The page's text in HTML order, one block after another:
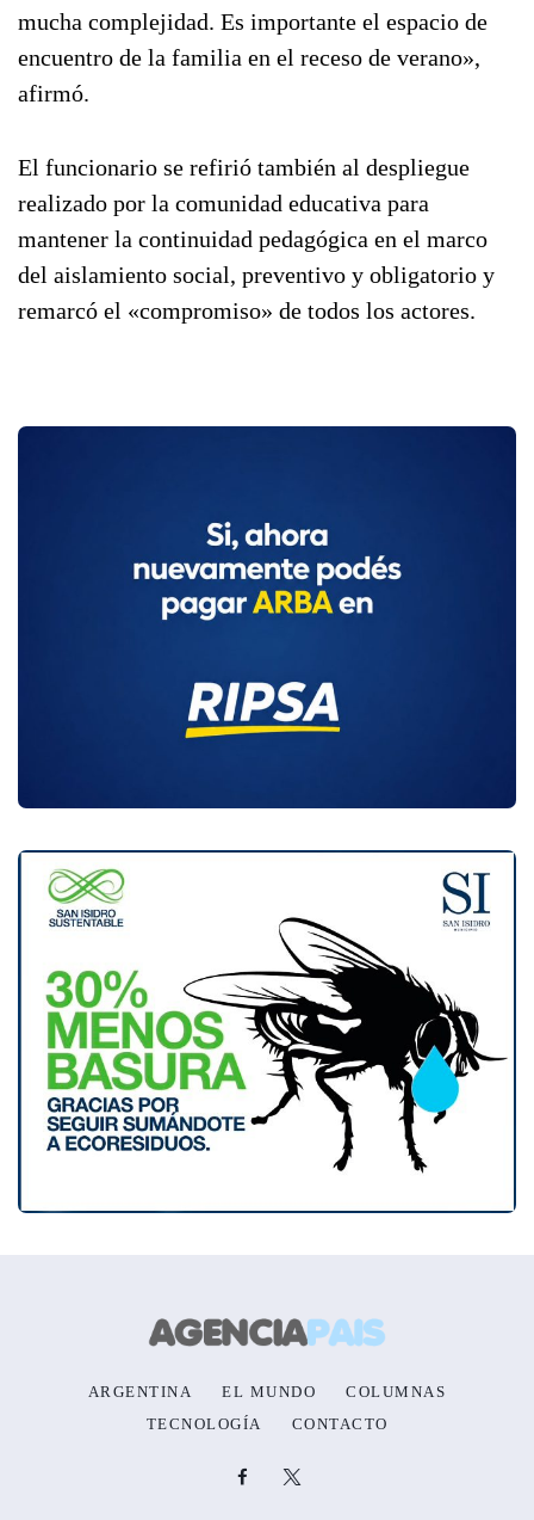
mucha complejidad. Es importante el espacio de
encuentro de la familia en el receso de verano»,
afirmó.
El funcionario se refirió también al despliegue
realizado por la comunidad educativa para
mantener la continuidad pedagógica en el marco
del aislamiento social, preventivo y obligatorio y
remarcó el «compromiso» de todos los actores.
ARGENTINA EL MUNDO
COLUMNAS
TECNOLOGÍA
CONTACTO